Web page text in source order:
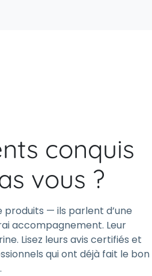
conquis
vous ?
— ils parlent d’une
accompagnement. Leur
Lisez leurs avis certifiés et
qui ont déjà fait le bon